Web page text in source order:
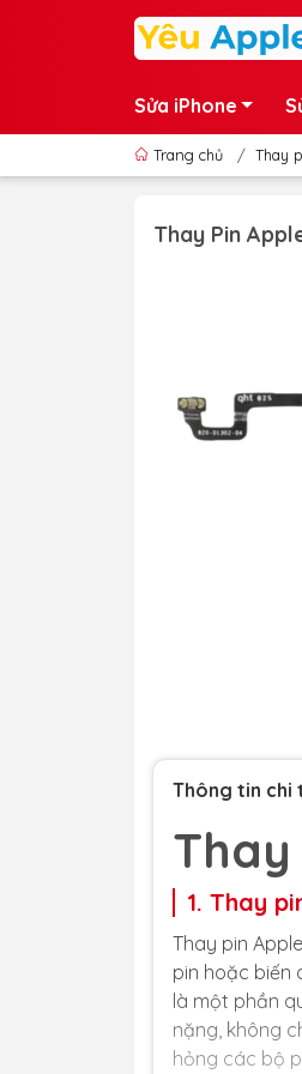
Sửa iPhone
Trang chủ / Thay
Thay Pin
Thông tin chi
1. Thay
Thay pin
pin hoặc biến
là một phần
nặng, không
hỏng các bộ